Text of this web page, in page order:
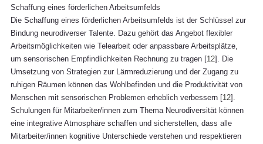
Schaffung eines förderlichen Arbeitsumfelds
Die Schaffung eines förderlichen Arbeitsumfelds ist der Schlüssel zur
Bindung neurodiverser Talente. Dazu gehört das Angebot flexibler
Arbeitsmöglichkeiten wie Telearbeit oder anpassbare Arbeitsplätze,
um sensorischen Empfindlichkeiten Rechnung zu tragen [12]. Die
Umsetzung von Strategien zur Lärmreduzierung und der Zugang zu
ruhigen Räumen können das Wohlbefinden und die Produktivität von
Menschen mit sensorischen Problemen erheblich verbessern [12].
Schulungen für Mitarbeiter/innen zum Thema Neurodiversität können
eine integrative Atmosphäre schaffen und sicherstellen, dass alle
Mitarbeiter/innen kognitive Unterschiede verstehen und respektieren